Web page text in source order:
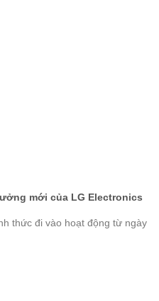
mới của LG Electronics
thức đi vào hoạt động từ ngày